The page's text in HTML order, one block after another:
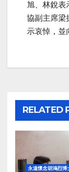
旭、林銳表
協副主席梁
示哀悼，並
RELATED
永遠懷念胡鴻烈博